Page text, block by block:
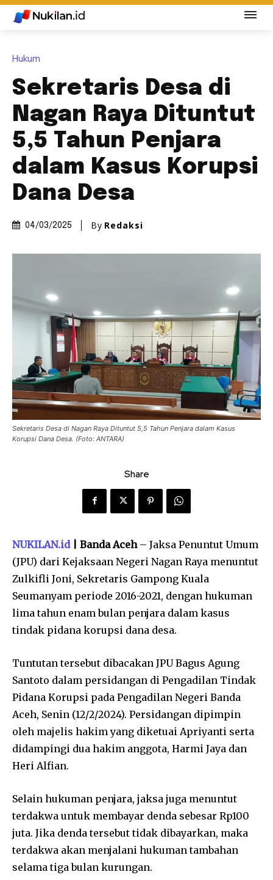
Hukum
Sekretaris Desa di
Nagan Raya Dituntut
5,5 Tahun Penjara
dalam Kasus Korupsi
Dana Desa
04/03/2025 By Redaksi
Sekretaris Desa di Nagan Raya Dituntut 5,5 Tahun Penjara dalam Kasus
Korupsi Dana Desa. (Foto: ANTARA)
Share
NUKILAN.id| Banda Aceh – Jaksa Penuntut Umum
(JPU) dari Kejaksaan Negeri Nagan Raya menuntut
Zulkifli Joni, Sekretaris Gampong Kuala
Seumanyam periode 2016-2021, dengan hukuman
lima tahun enam bulan penjara dalam kasus
tindak pidana korupsi dana desa.
Tuntutan tersebut dibacakan JPU Bagus Agung
Santoto dalam persidangan di Pengadilan Tindak
Pidana Korupsi pada Pengadilan Negeri Banda
Aceh, Senin (12/2/2024). Persidangan dipimpin
oleh majelis hakim yang diketuai Apriyanti serta
didampingi dua hakim anggota, Harmi Jaya dan
Heri Alfian.
Selain hukuman penjara, jaksa juga menuntut
terdakwa untuk membayar denda sebesar Rp100
juta. Jika denda tersebut tidak dibayarkan, maka
terdakwa akan menjalani hukuman tambahan
selama tiga bulan kurungan.